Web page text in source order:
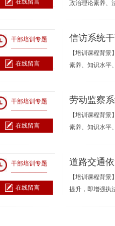
在线留言 政治理论素养、
干部培训专题
——————
在线留言
信访系统
【培训课程背
素养、知识水平
干部培训专题
——————
在线留言
劳动监察
【培训课程背
素养、知识水平
干部培训专题
——————
在线留言
道路交通
【培训课程背
提升，即增强执